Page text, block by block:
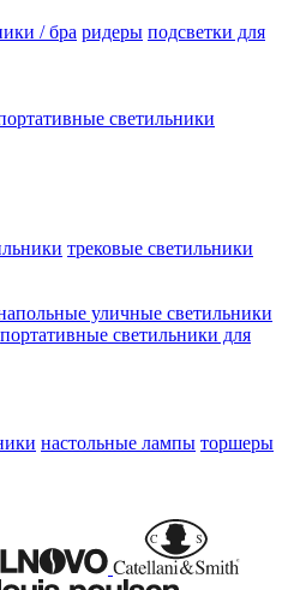
/ бра ридеры подсветки для
светильники
трековые светильники
уличные светильники
портативные светильники для
настольные лампы торшеры